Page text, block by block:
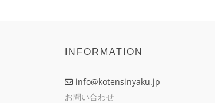
INFORMATION
info@kotensinyaku.jp
お問い合わせ